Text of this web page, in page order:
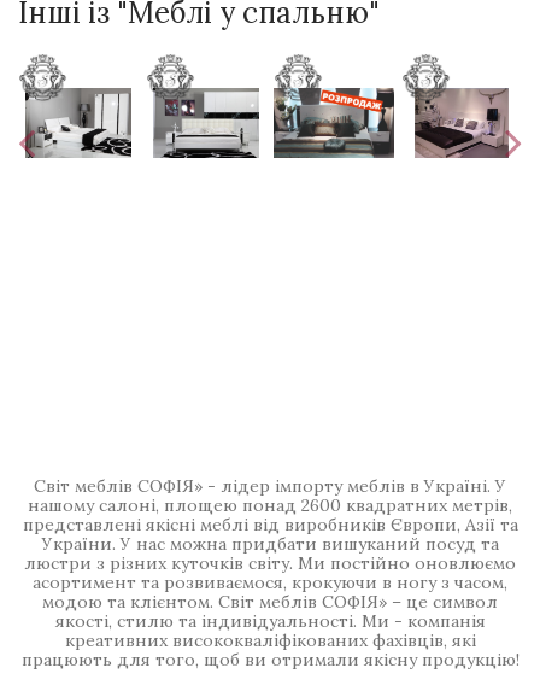
Інші із "Меблі у спальню"
Світ меблів СОФІЯ» - лідер імпорту меблів в Україні. У
нашому салоні, площею понад 2600 квадратних метрів,
представлені якісні меблі від виробників Європи, Азії та
України. У нас можна придбати вишуканий посуд та
люстри з різних куточків світу. Ми постійно оновлюємо
асортимент та розвиваємося, крокуючи в ногу з часом,
модою та клієнтом. Світ меблів СОФІЯ» – це символ
якості, стилю та індивідуальності. Ми - компанія
креативних висококваліфікованих фахівців, які
працюють для того, щоб ви отримали якісну продукцію!